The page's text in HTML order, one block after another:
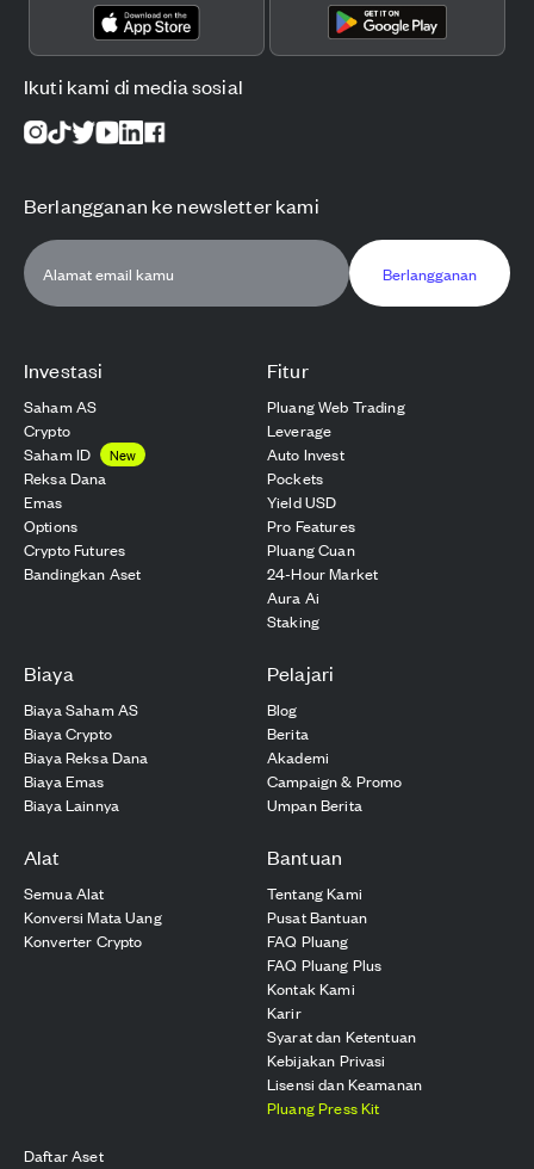
Investasi
Saham AS
Crypto
Saham ID
New
Reksa Dana
Emas
Options
Crypto Futures
Bandingkan Aset
Fitur
Pluang Web Trading
Leverage
Auto Invest
Pockets
Yield USD
Pro Features
Pluang Cuan
24-Hour Market
Aura Ai
Staking
Biaya
Biaya Saham AS
Biaya Crypto
Biaya Reksa Dana
Biaya Emas
Biaya Lainnya
Pelajari
Blog
Berita
Akademi
Campaign & Promo
Umpan Berita
Alat
Semua Alat
Konversi Mata Uang
Konverter Crypto
Bantuan
Tentang Kami
Pusat Bantuan
FAQ Pluang
FAQ Pluang Plus
Kontak Kami
Karir
Syarat dan Ketentuan
Kebijakan Privasi
Lisensi dan Keamanan
Pluang Press Kit
Ikuti kami di media sosial
Berlangganan ke newsletter kami
Berlangganan
Daftar Aset